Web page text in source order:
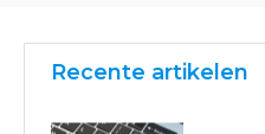
Recente artikelen